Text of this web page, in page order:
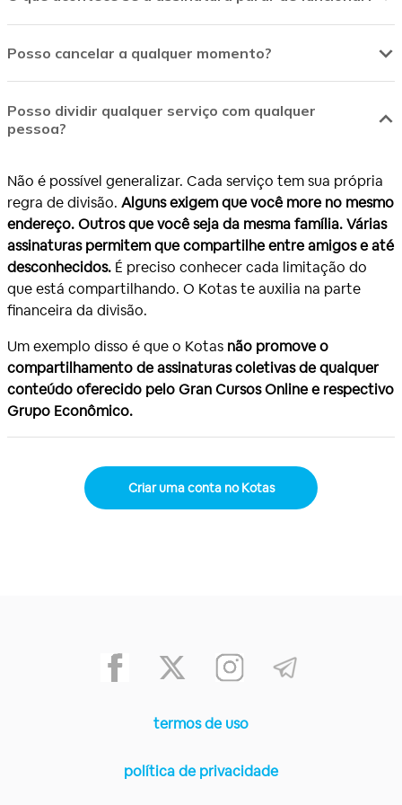
administrador.Caso você não tenha a assinatura e queira
fazer parte de um grupo você participa como um
comunicação por e-mail, SMS e notificações. Também
estamos integrados para cobranças automáticas por
Se ainda assim não for suficiente, temos o
valor de uma mensalidade que fica retida na conta do
membro. Em caso de não identificarmos pagamento o
valor caução é utilizado na mensalidade, o administrador
é comunicado e a vaga aberta com bastante
antecedência.
Os repasses ao administrador são realizados após o mês
Posso cancelar a qualquer momento?
Sim! Os cancelamentos são sempre agendados baseados
no vencimento da sua mensalidade. É necessária a
o cancelamento pode ser feito a qualquer momento.
Posso dividir qualquer serviço com qualquer
pessoa?
Não é possível generalizar. Cada serviço tem sua própria
regra de divisão. Alguns exigem que você more no mesmo
endereço. Outros que você seja da mesma família. Várias
assinaturas permitem que compartilhe entre amigos e até
desconhecidos. É preciso conhecer cada limitação do
que está compartilhando. O Kotas te auxilia na parte
financeira da divisão.
Um exemplo disso é que o Kotas não promove o
compartilhamento de assinaturas coletivas de qualquer
conteúdo oferecido pelo Gran Cursos Online e respectivo
Grupo Econômico.
Criar uma conta no Kotas
termos de uso
política de privacidade